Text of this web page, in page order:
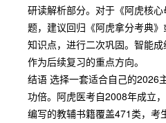
研读解析部分。对于《阿虎核
题，建议回归《阿虎拿分考典
知识点，进行二次巩固。智能
作为后续复习的重点方向。
结语 选择一套适合自己的2026
功倍。阿虎医考自2008年成立
编写的教辅书籍覆盖471类，考